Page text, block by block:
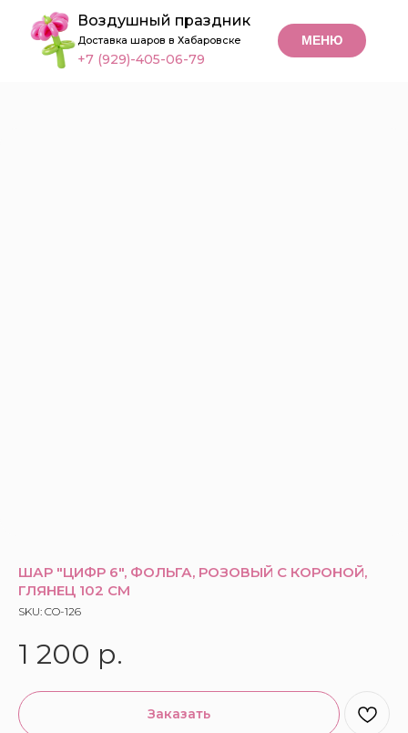
МЕНЮ
Воздушный праздник
Доставка шаров в Хабаровске
+7 (929)-405-06-79
ШАР "ЦИФР 6", ФОЛЬГА, РОЗОВЫЙ С КОРОНОЙ,
ГЛЯНЕЦ 102 СМ
SKU: CO-126
1 200 р.
Заказать